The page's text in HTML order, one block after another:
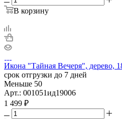
В корзину
Икона "Тайная Вечеря", дерево,
срок отгрузки до 7 дней
Меньше 50
Арт.: 001051ид19006
1 499 ₽